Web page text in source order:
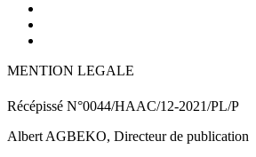
MENTION LEGALE
Récépissé N°0044/HAAC/12-2021/PL/P
Albert AGBEKO, Directeur de publication